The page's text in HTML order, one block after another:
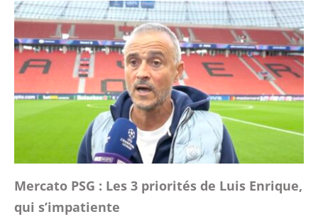
Mercato PSG : Les 3 priorités de Luis Enrique,
qui s’impatiente